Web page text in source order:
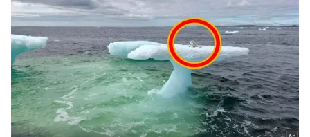
ABOUT THE AUTHOR
SK Sathish Kumar KH
ವಿಜಯನಗರ ಜಿಲ್ಲೆ ಕಂದಗಲ್‌ಪುರ ಗ್ರಾಮದವನು ಮೂಲತಃ ಶಿಕ್ಷಕ.
ಆದರೆ, ಆಕರ್ಷಿಸಿದ್ದು ಪತ್ರಿಕೋದ್ಯಮ. ಎಂಟು ವರ್ಷಗಳಿಂದ
ಪ್ರಜಾವಾಣಿ, ವಿಜಯವಾಣಿ ನಂತರ ಇದೀಗ ಏಷ್ಯಾನೆಟ್ ಕನ್ನಡದಲ್ಲಿ
ಕಾರ್ಯನಿರ್ವಹಿಸುತ್ತಿದ್ದೇನೆ. ಕರ್ನಾಟಕ ರಾಜಕಾರಣ ನೆಚ್ಚಿನ ಕ್ಷೇತ್ರ.
ಡಿಜಿಟಲ್ ಮಾಧ್ಯಮಕ್ಕನುಗುಣವಾಗಿ ಶಿಕ್ಷಣ, ಆರೋಗ್ಯ, ಸಿನಿಮಾ
ಸುದ್ದಿಗಳನ್ನೂ ಬರೆಯುತ್ತೇನೆ. ಕ್ರಿಕೆಟ್, ಕೃಷಿ ಇಷ್ಟ. ಓದು ನೆಚ್ಚಿನ
ಹವ್ಯಾಸ.
ಡಿ.ಕೆ. ಶಿವಕುಮಾರ್ ಕರ್ನಾಟಕ ರಾಜಕೀಯ ಸಿದ್ದರಾಮಯ್ಯ